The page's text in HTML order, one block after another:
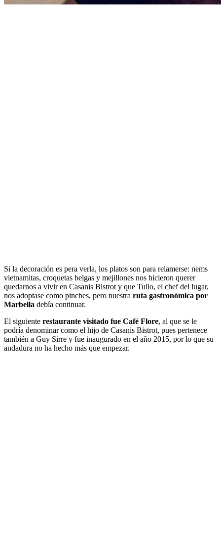
Si la decoración es pera verla, los platos son para relamerse: nems
vietnamitas, croquetas belgas y mejillones nos hicieron querer
quedarnos a vivir en Casanis Bistrot y que Tulio, el chef del lugar,
nos adoptase como pinches, pero nuestra ruta gastronómica por
Marbella debía continuar.
El siguiente restaurante visitado fue Café Flore, al que se le
podría denominar como el hijo de Casanis Bistrot, pues pertenece
también a Guy Sirre y fue inaugurado en el año 2015, por lo que su
andadura no ha hecho más que empezar.